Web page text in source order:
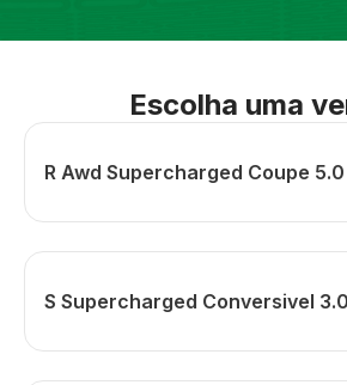
Escolha uma
R Awd Supercharged Coupe
S Supercharged Conversivel